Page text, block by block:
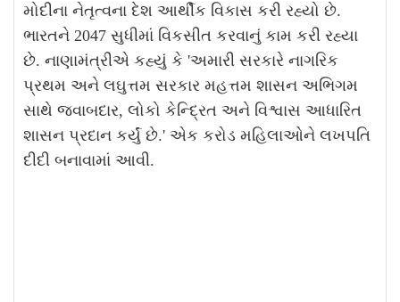
મોદીના નેતૃત્વના દેશ આર્થીક વિકાસ કરી રહ્યો છે.
ભારતને 2047 સુધીમાં વિકસીત કરવાનું કામ કરી રહ્યા
છે. નાણામંત્રીએ કહ્યું કે 'અમારી સરકારે નાગરિક
પ્રથમ અને લઘુત્તમ સરકાર મહત્તમ શાસન અભિગમ
સાથે જવાબદાર, લોકો કેન્દ્રિત અને વિશ્વાસ આધારિત
શાસન પ્રદાન કર્યું છે.' એક કરોડ મહિલાઓને લખપતિ
દીદી બનાવામાં આવી.